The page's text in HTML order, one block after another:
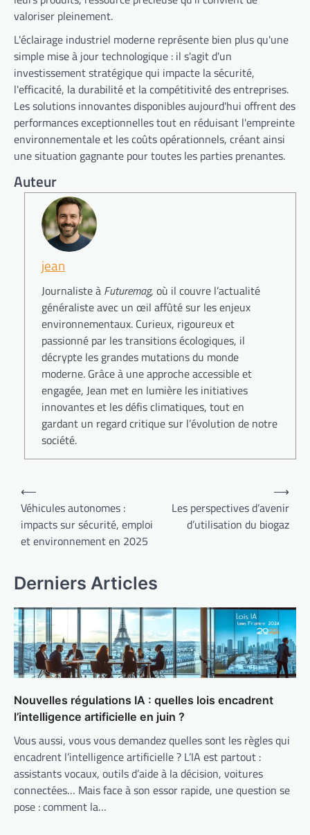
valoriser pleinement.
L'éclairage industriel moderne représente bien plus qu'une
simple mise à jour technologique : il s'agit d'un
investissement stratégique qui impacte la sécurité,
l'efficacité, la durabilité et la compétitivité des entreprises.
Les solutions innovantes disponibles aujourd'hui offrent des
performances exceptionnelles tout en réduisant l'empreinte
environnementale et les coûts opérationnels, créant ainsi
une situation gagnante pour toutes les parties prenantes.
Auteur
jean
Journaliste à Futuremag, où il couvre l’actualité
généraliste avec un œil affûté sur les enjeux
environnementaux. Curieux, rigoureux et
passionné par les transitions écologiques, il
décrypte les grandes mutations du monde
moderne. Grâce à une approche accessible et
engagée, Jean met en lumière les initiatives
innovantes et les défis climatiques, tout en
gardant un regard critique sur l’évolution de notre
société.
Navigation
de
l’article
⟵
Véhicules autonomes :
impacts sur sécurité, emploi
et environnement en 2025
Les perspectives d’avenir
d’utilisation du biogaz
⟶
Derniers Articles
Nouvelles régulations IA : quelles lois encadrent
l’intelligence artificielle en juin ?
Vous aussi, vous vous demandez quelles sont les règles qui
encadrent l’intelligence artificielle ? L’IA est partout :
assistants vocaux, outils d’aide à la décision, voitures
connectées… Mais face à son essor rapide, une question se
pose : comment la…